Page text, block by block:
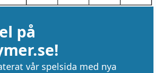
på
vår spelsida med nya